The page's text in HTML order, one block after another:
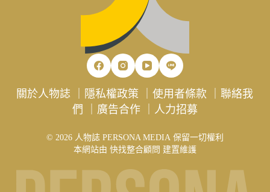
關於人物誌 隱私權政策 ｜使用者條款 ｜聯絡我
們
廣告合作｜ 人力招募
© 2026 人物誌 PERSONA MEDIA 保留一切權利
本網站由 快找整合顧問 建置維護